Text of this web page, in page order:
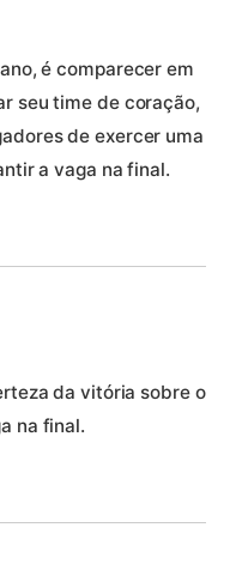
é comparecer em
seu time de coração,
de exercer uma
a vaga na final.
da vitória sobre o
na final.